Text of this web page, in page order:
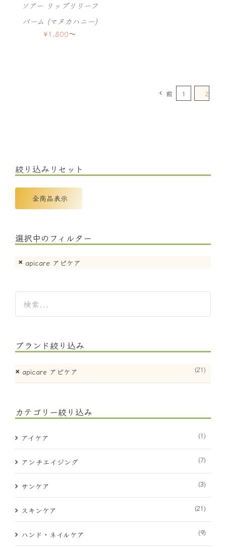
ソアー リップリリーフ
バーム (マヌカハニー)
¥1,800〜
前 1 2
絞り込みリセット
全商品表示
選択中のフィルター
apicare アピケア
ブランド絞り込み
apicare アピケア (21)
カテゴリー絞り込み
アイケア (1)
アンチエイジング (7)
サンケア (3)
スキンケア (21)
ハンド・ネイルケア (9)